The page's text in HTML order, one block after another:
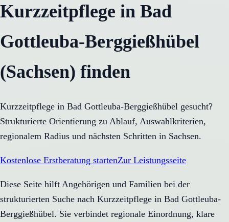
Kurzzeitpflege in Bad
Gottleuba-Berggießhübel
(Sachsen) finden
Kurzzeitpflege in Bad Gottleuba-Berggießhübel gesucht?
Strukturierte Orientierung zu Ablauf, Auswahlkriterien,
regionalem Radius und nächsten Schritten in Sachsen.
Kostenlose Erstberatung startenZur Leistungsseite
Diese Seite hilft Angehörigen und Familien bei der
strukturierten Suche nach Kurzzeitpflege in Bad Gottleuba-
Berggießhübel. Sie verbindet regionale Einordnung, klare